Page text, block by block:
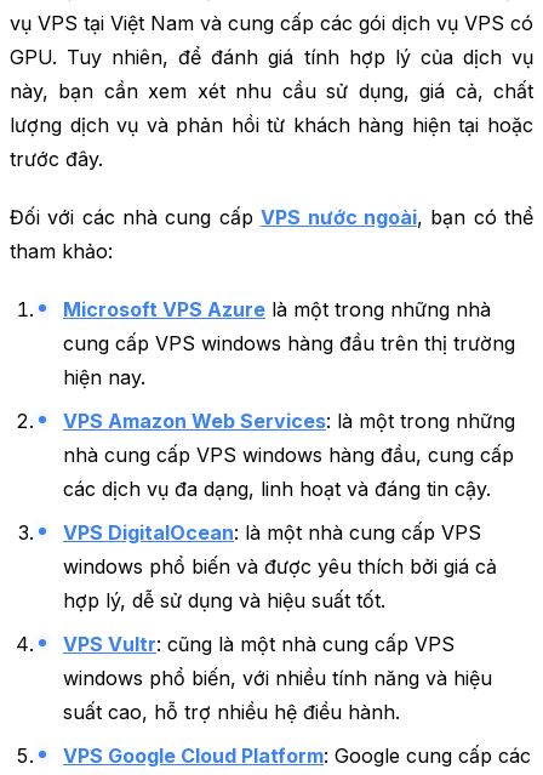
vụ VPS tại Việt Nam và cung cấp các gói dịch vụ VPS có
GPU. Tuy nhiên, để đánh giá tính hợp lý của dịch vụ
này, bạn cần xem xét nhu cầu sử dụng, giá cả, chất
lượng dịch vụ và phản hồi từ khách hàng hiện tại hoặc
trước đây.
Đối với các nhà cung cấpVPS nước ngoài, bạn có thể
tham khảo:
Microsoft VPS Azure là một trong những nhà
cung cấp VPS windows hàng đầu trên thị trường
hiện nay.
VPS Amazon Web Services: là một trong những
nhà cung cấp VPS windows hàng đầu, cung cấp
các dịch vụ đa dạng, linh hoạt và đáng tin cậy.
VPS DigitalOcean: là một nhà cung cấp VPS
windows phổ biến và được yêu thích bởi giá cả
hợp lý, dễ sử dụng và hiệu suất tốt.
VPS Vultr: cũng là một nhà cung cấp VPS
windows phổ biến, với nhiều tính năng và hiệu
suất cao, hỗ trợ nhiều hệ điều hành.
VPS Google Cloud Platform: Google cung cấp các